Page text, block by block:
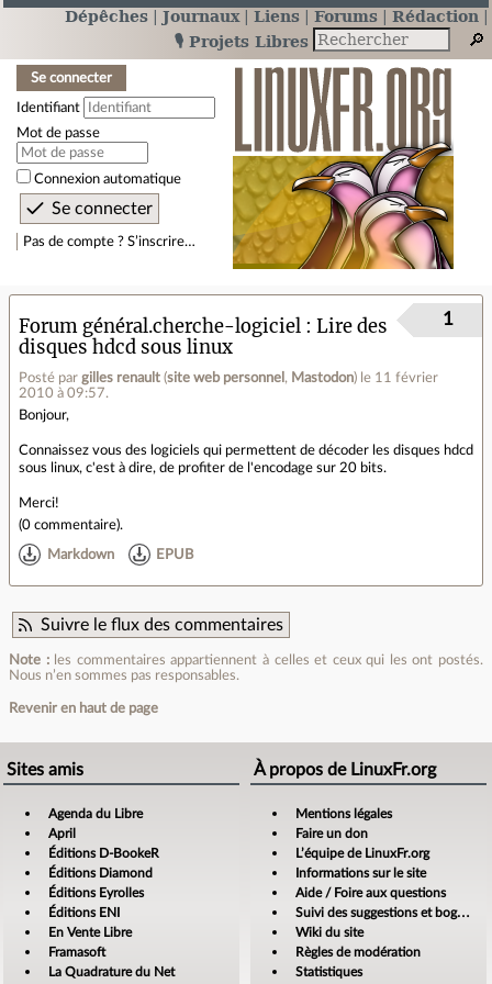
Dépêches Journaux Liens Forums
Rédaction
🎙️ Projets Libres
Se connecter
Identifiant
Mot de passe
Connexion automatique
Pas de compte ? S’inscrire…
Forum général.cherche-logiciel
Lire des
disques hdcd sous linux
Posté par gilles renault (site web personnel , Mastodon) le 11 février
2010 à 09:57.
1
Bonjour,
Connaissez vous des logiciels qui permettent de décoder les disques hdcd
sous linux, c'est à dire, de profiter de l'encodage sur 20 bits.
Merci!
(0 commentaire).
Markdown EPUB
Suivre le flux des commentaires
Note :les commentaires appartiennent à celles et ceux qui les ont postés.
Nous n’en sommes pas responsables.
Revenir en haut de page
Sites amis
Agenda du Libre
April
Éditions D-BookeR
Éditions Diamond
Éditions Eyrolles
Éditions ENI
En Vente Libre
Framasoft
La Quadrature du Net
À propos de LinuxFr.org
Mentions légales
Faire un don
L’équipe de LinuxFr.org
Informations sur le site
Aide / Foire aux questions
Suivi des suggestions et bogues
Wiki du site
Règles de modération
Statistiques